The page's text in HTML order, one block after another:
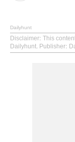
Dailyhunt
Disclaimer: This
Dailyhunt. Publisher: